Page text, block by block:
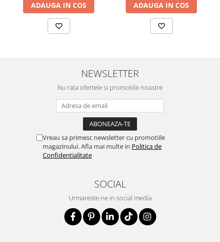
ADAUGA IN COS ADAUGA IN COS
NEWSLETTER
Nu rata ofertele si promotiile noastre
Vreau sa primesc newsletter cu promotiile
magazinului. Afla mai multe in Politica de
Confidentialitate
SOCIAL
Urmareste-ne in social media